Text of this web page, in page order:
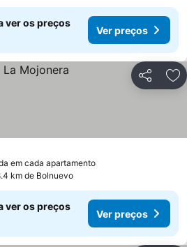
ver os preços
Ver preços
Partilhar
em cada apartamento
km de Bolnuevo
ver os preços
Ver preços